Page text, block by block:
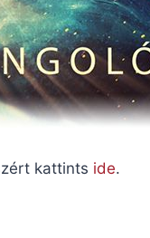
kattints ide.